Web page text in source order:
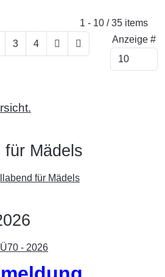
1 - 10 / 35 items
Anzeige #
3 4
für Mädels